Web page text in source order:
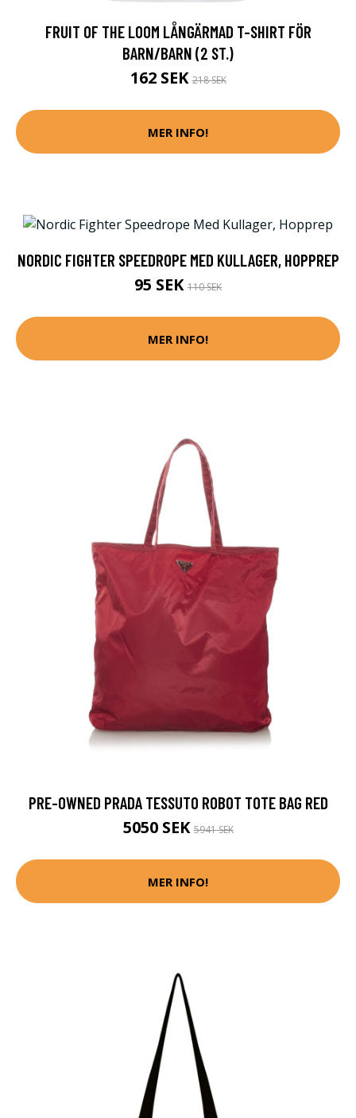
FRUIT OF THE LOOM LÅNGÄRMAD T-SHIRT FÖR
BARN/BARN (2 ST.)
162 SEK218 SEK
MER INFO!
NORDIC FIGHTER SPEEDROPE MED KULLAGER, HOPPREP
95 SEK 110 SEK
MER INFO!
PRE-OWNED PRADA TESSUTO ROBOT TOTE BAG RED
5050 SEK5941 SEK
MER INFO!